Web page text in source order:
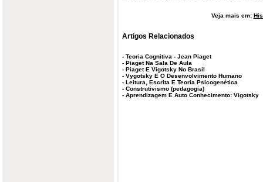
Veja mais em:
Artigos Relacionados
- Teoria Cognitiva - Jean Piaget
- Piaget Na Sala De Aula
- Piaget E Vigotsky No Brasil
- Vygotsky E O Desenvolvimento Humano
- Leitura, Escrita E Teoria Psicogenética
- Construtivismo (pedagogia)
- Aprendizagem E Auto Conhecimento: Vigotsky